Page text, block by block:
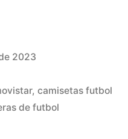
2023
, camisetas futbol
de futbol